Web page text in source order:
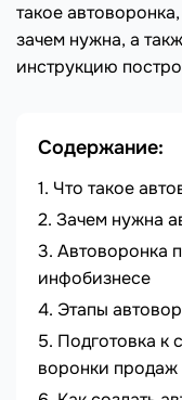
такое
зачем нужна, а
инструкцию
Содержание:
Что такое
Зачем нужна
Автоворонка
инфобизнесе
Этапы
Подготовка к
воронки продаж